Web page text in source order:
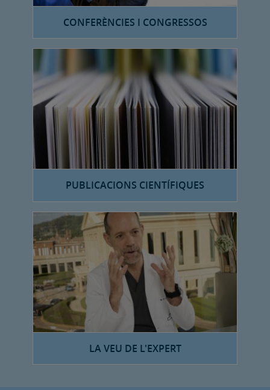
CONFERÈNCIES I CONGRESSOS
PUBLICACIONS CIENTÍFIQUES
LA VEU DE L'EXPERT